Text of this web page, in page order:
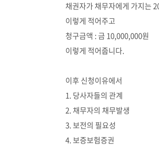
채권자가 채무자에게 가지는
이렇게 적어주고
청구금액 : 금 10,000,000원
이렇게 적어줍니다.
이후 신청이유에서
1. 당사자들의 관계
2. 채무자의 채무발생
3. 보전의 필요성
4. 보증보험증권